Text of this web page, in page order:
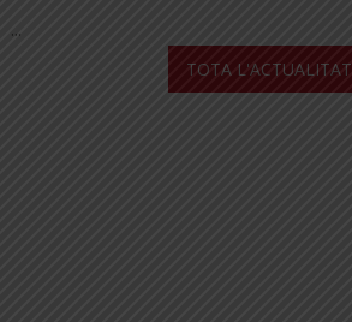
...
TOTA L'ACTUALITAT